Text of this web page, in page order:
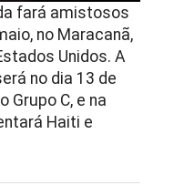
fará amistosos
no Maracanã,
Unidos. A
no dia 13 de
Grupo C, e na
Haiti e